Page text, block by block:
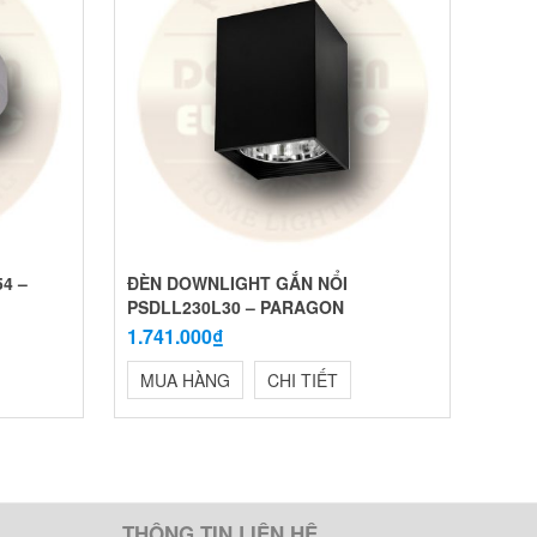
–
ĐÈN DOWNLIGHT GẮN NỔI
PSDLL230L30 – PARAGON
1.741.000₫
MUA HÀNG CHI TIẾT